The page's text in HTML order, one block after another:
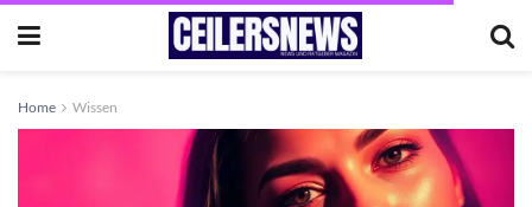
Home Wissen